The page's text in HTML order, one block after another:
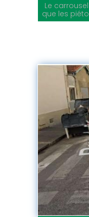
Le
que les